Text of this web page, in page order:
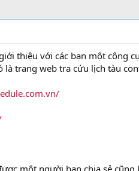
thiệu với các bạn một công
là trang web tra cứu lịch tàu
một người bạn chia sẻ cũng